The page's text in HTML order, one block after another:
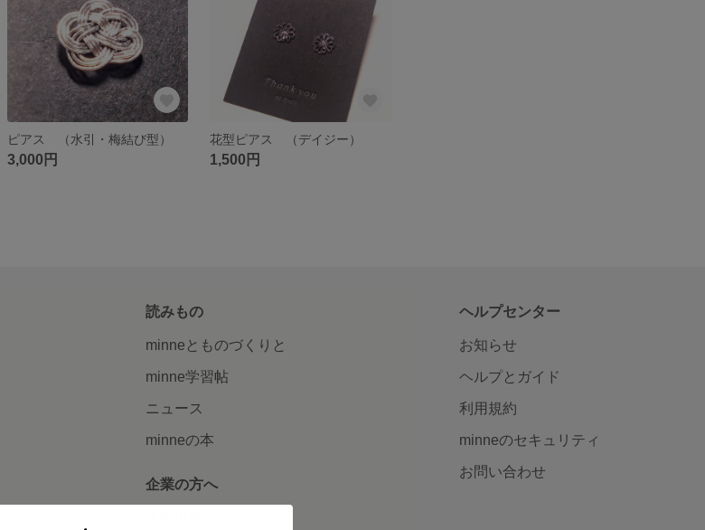
ピアス （水引・梅結び型）
3,000円
花型ピアス （デイジー）
1,500円
読みもの
minneとものづくりと
minne学習帖
ニュース
minneの本
企業の方へ
ヘルプセンター
お知らせ
ヘルプとガイド
利用規約
minneのセキュリティ
お問い合わせ